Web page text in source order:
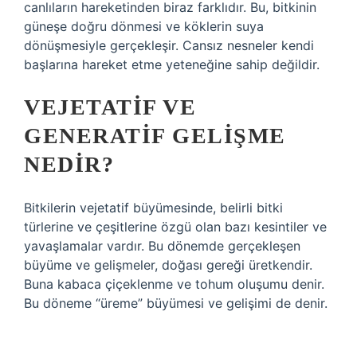
canlıların hareketinden biraz farklıdır. Bu, bitkinin
güneşe doğru dönmesi ve köklerin suya
dönüşmesiyle gerçekleşir. Cansız nesneler kendi
başlarına hareket etme yeteneğine sahip değildir.
VEJETATIF VE
GENERATIF GELIŞME
NEDIR?
Bitkilerin vejetatif büyümesinde, belirli bitki
türlerine ve çeşitlerine özgü olan bazı kesintiler ve
yavaşlamalar vardır. Bu dönemde gerçekleşen
büyüme ve gelişmeler, doğası gereği üretkendir.
Buna kabaca çiçeklenme ve tohum oluşumu denir.
Bu döneme “üreme” büyümesi ve gelişimi de denir.